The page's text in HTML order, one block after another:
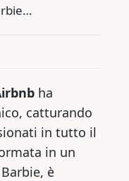
ha
catturando
in tutto il
in un
è